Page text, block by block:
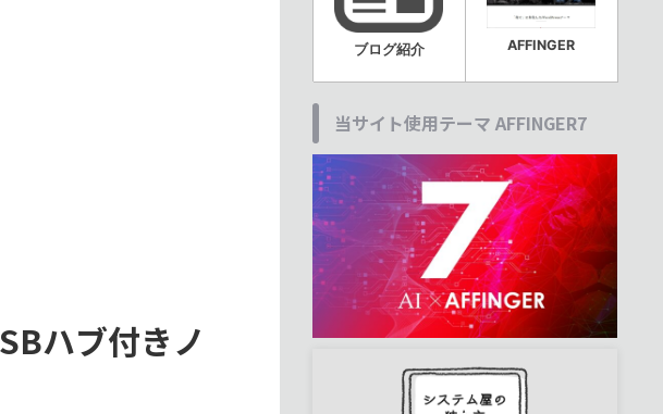
ハブ付きノ
ブログ紹介 AFFINGER
当サイト使用テーマ AFFINGER7